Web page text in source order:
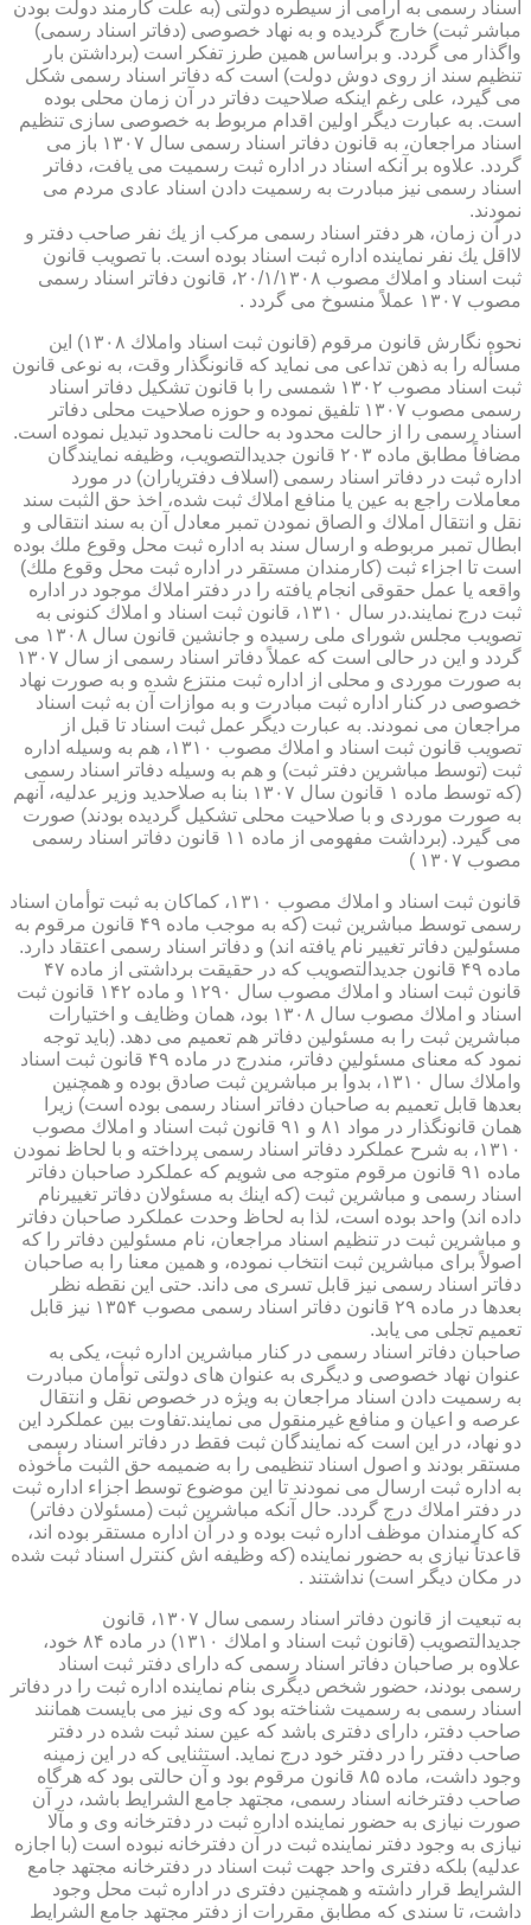
اسناد رسمی به آرامی از سیطره دولتی (به علت كارمند دولت بودن
مباشر ثبت) خارج گردیده و به نهاد خصوصی (دفاتر اسناد رسمی)
واگذار می گردد. و براساس همین طرز تفكر است (برداشتن بار
تنظیم سند از روی دوش دولت) است كه دفاتر اسناد رسمی شكل
می گیرد، علی رغم اینكه صلاحیت دفاتر در آن زمان محلی بوده
است. به عبارت دیگر اولین اقدام مربوط به خصوصی سازی تنظیم
اسناد مراجعان، به قانون دفاتر اسناد رسمی سال ۱۳۰۷ باز می
گردد. علاوه بر آنكه اسناد در اداره ثبت رسمیت می یافت، دفاتر
اسناد رسمی نیز مبادرت به رسمیت دادن اسناد عادی مردم می
نمودند.
در آن زمان، هر دفتر اسناد رسمی مركب از یك نفر صاحب دفتر و
لااقل یك نفر نماینده اداره ثبت اسناد بوده است. با تصویب قانون
ثبت اسناد و املاك مصوب ۲۰/۱/۱۳۰۸، قانون دفاتر اسناد رسمی
مصوب ۱۳۰۷ عملاً منسوخ می گردد .
نحوه نگارش قانون مرقوم (قانون ثبت اسناد واملاك ۱۳۰۸) این
مسأله را به ذهن تداعی می نماید كه قانونگذار وقت، به نوعی قانون
ثبت اسناد مصوب ۱۳۰۲ شمسی را با قانون تشكیل دفاتر اسناد
رسمی مصوب ۱۳۰۷ تلفیق نموده و حوزه صلاحیت محلی دفاتر
اسناد رسمی را از حالت محدود به حالت نامحدود تبدیل نموده است.
مضافاً مطابق ماده ۲۰۳ قانون جدیدالتصویب، وظیفه نمایندگان
اداره ثبت در دفاتر اسناد رسمی (اسلاف دفتریاران) در مورد
معاملات راجع به عین یا منافع املاك ثبت شده، اخذ حق الثبت سند
نقل و انتقال املاك و الصاق نمودن تمبر معادل آن به سند انتقالی و
ابطال تمبر مربوطه و ارسال سند به اداره ثبت محل وقوع ملك بوده
است تا اجزاء ثبت (كارمندان مستقر در اداره ثبت محل وقوع ملك)
واقعه یا عمل حقوقی انجام یافته را در دفتر املاك موجود در اداره
ثبت درج نمایند.در سال ۱۳۱۰، قانون ثبت اسناد و املاك كنونی به
تصویب مجلس شورای ملی رسیده و جانشین قانون سال ۱۳۰۸ می
گردد و این در حالی است كه عملاً دفاتر اسناد رسمی از سال ۱۳۰۷
به صورت موردی و محلی از اداره ثبت منتزع شده و به صورت نهاد
خصوصی در كنار اداره ثبت مبادرت و به موازات آن به ثبت اسناد
مراجعان می نمودند. به عبارت دیگر عمل ثبت اسناد تا قبل از
تصویب قانون ثبت اسناد و املاك مصوب ۱۳۱۰، هم به وسیله اداره
ثبت (توسط مباشرین دفتر ثبت) و هم به وسیله دفاتر اسناد رسمی
(كه توسط ماده ۱ قانون سال ۱۳۰۷ بنا به صلاحدید وزیر عدلیه، آنهم
به صورت موردی و با صلاحیت محلی تشكیل گردیده بودند) صورت
می گیرد. (برداشت مفهومی از ماده ۱۱ قانون دفاتر اسناد رسمی
مصوب ۱۳۰۷ )
قانون ثبت اسناد و املاك مصوب ۱۳۱۰، كماكان به ثبت توأمان اسناد
رسمی توسط مباشرین ثبت (كه به موجب ماده ۴۹ قانون مرقوم به
مسئولین دفاتر تغییر نام یافته اند) و دفاتر اسناد رسمی اعتقاد دارد.
ماده ۴۹ قانون جدیدالتصویب كه در حقیقت برداشتی از ماده ۴۷
قانون ثبت اسناد و املاك مصوب سال ۱۲۹۰ و ماده ۱۴۲ قانون ثبت
اسناد و املاك مصوب سال ۱۳۰۸ بود، همان وظایف و اختیارات
مباشرین ثبت را به مسئولین دفاتر هم تعمیم می دهد. (باید توجه
نمود كه معنای مسئولین دفاتر، مندرج در ماده ۴۹ قانون ثبت اسناد
واملاك سال ۱۳۱۰، بدواً بر مباشرین ثبت صادق بوده و همچنین
بعدها قابل تعمیم به صاحبان دفاتر اسناد رسمی بوده است) زیرا
همان قانونگذار در مواد ۸۱ و ۹۱ قانون ثبت اسناد و املاك مصوب
۱۳۱۰، به شرح عملكرد دفاتر اسناد رسمی پرداخته و با لحاظ نمودن
ماده ۹۱ قانون مرقوم متوجه می شویم كه عملكرد صاحبان دفاتر
اسناد رسمی و مباشرین ثبت (كه اینك به مسئولان دفاتر تغییرنام
داده اند) واحد بوده است، لذا به لحاظ وحدت عملكرد صاحبان دفاتر
و مباشرین ثبت در تنظیم اسناد مراجعان، نام مسئولین دفاتر را كه
اصولاً برای مباشرین ثبت انتخاب نموده، و همین معنا را به صاحبان
دفاتر اسناد رسمی نیز قابل تسری می داند. حتی این نقطه نظر
بعدها در ماده ۲۹ قانون دفاتر اسناد رسمی مصوب ۱۳۵۴ نیز قابل
تعمیم تجلی می یابد.
صاحبان دفاتر اسناد رسمی در كنار مباشرین اداره ثبت، یكی به
عنوان نهاد خصوصی و دیگری به عنوان های دولتی توأمان مبادرت
به رسمیت دادن اسناد مراجعان به ویژه در خصوص نقل و انتقال
عرصه و اعیان و منافع غیرمنقول می نمایند.تفاوت بین عملكرد این
دو نهاد، در این است كه نمایندگان ثبت فقط در دفاتر اسناد رسمی
مستقر بودند و اصول اسناد تنظیمی را به ضمیمه حق الثبت مأخوذه
به اداره ثبت ارسال می نمودند تا این موضوع توسط اجزاء اداره ثبت
در دفتر املاك درج گردد. حال آنكه مباشرین ثبت (مسئولان دفاتر)
كه كارمندان موظف اداره ثبت بوده و در آن اداره مستقر بوده اند،
قاعدتاً نیازی به حضور نماینده (كه وظیفه اش كنترل اسناد ثبت شده
در مكان دیگر است) نداشتند .
به تبعیت از قانون دفاتر اسناد رسمی سال ۱۳۰۷، قانون
جدیدالتصویب (قانون ثبت اسناد و املاك ۱۳۱۰) در ماده ۸۴ خود،
علاوه بر صاحبان دفاتر اسناد رسمی كه دارای دفتر ثبت اسناد
رسمی بودند، حضور شخص دیگری بنام نماینده اداره ثبت را در دفاتر
اسناد رسمی به رسمیت شناخته بود كه وی نیز می بایست همانند
صاحب دفتر، دارای دفتری باشد كه عین سند ثبت شده در دفتر
صاحب دفتر را در دفتر خود درج نماید. استثنایی كه در این زمینه
وجود داشت، ماده ۸۵ قانون مرقوم بود و آن حالتی بود كه هرگاه
صاحب دفترخانه اسناد رسمی، مجتهد جامع الشرایط باشد، در آن
صورت نیازی به حضور نماینده اداره ثبت در دفترخانه وی و مآلا
نیازی به وجود دفتر نماینده ثبت در آن دفترخانه نبوده است (با اجازه
عدلیه) بلكه دفتری واحد جهت ثبت اسناد در دفترخانه مجتهد جامع
الشرایط قرار داشته و همچنین دفتری در اداره ثبت محل وجود
داشت، تا سندی كه مطابق مقررات از دفتر مجتهد جامع الشرایط